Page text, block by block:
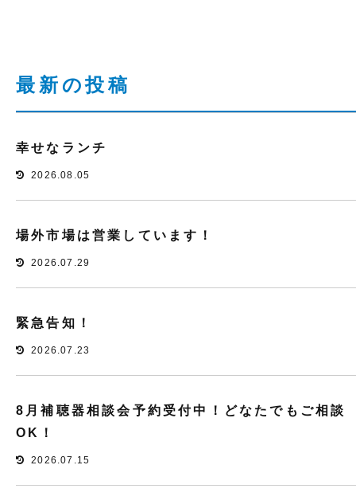
最新の投稿
幸せなランチ
2026.08.05
場外市場は営業しています！
2026.07.29
緊急告知！
2026.07.23
8月補聴器相談会予約受付中！どなたでもご相談
OK！
2026.07.15